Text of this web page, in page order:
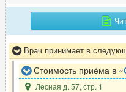
Врач принимает в
Стоимость приёма в «
Лесная д. 57, стр. 1